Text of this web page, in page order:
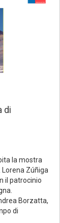
di
la mostra
Lorena Zúñiga
il patrocinio
Borzatta,
di